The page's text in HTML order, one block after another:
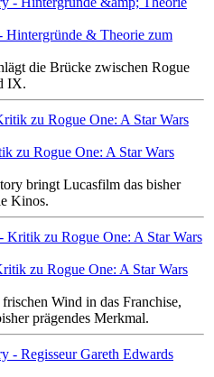
Hintergründe & Theorie zum
die Brücke zwischen Rogue
IX.
zu Rogue One: A Star Wars
bringt Lucasfilm das bisher
Kinos.
zu Rogue One: A Star Wars
Wind in das Franchise,
prägendes Merkmal.